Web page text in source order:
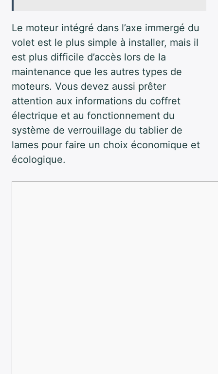
Le moteur intégré dans l’axe immergé du
volet est le plus simple à installer, mais il
est plus difficile d’accès lors de la
maintenance que les autres types de
moteurs. Vous devez aussi prêter
attention aux informations du coffret
électrique et au fonctionnement du
système de verrouillage du tablier de
lames pour faire un choix économique et
écologique.